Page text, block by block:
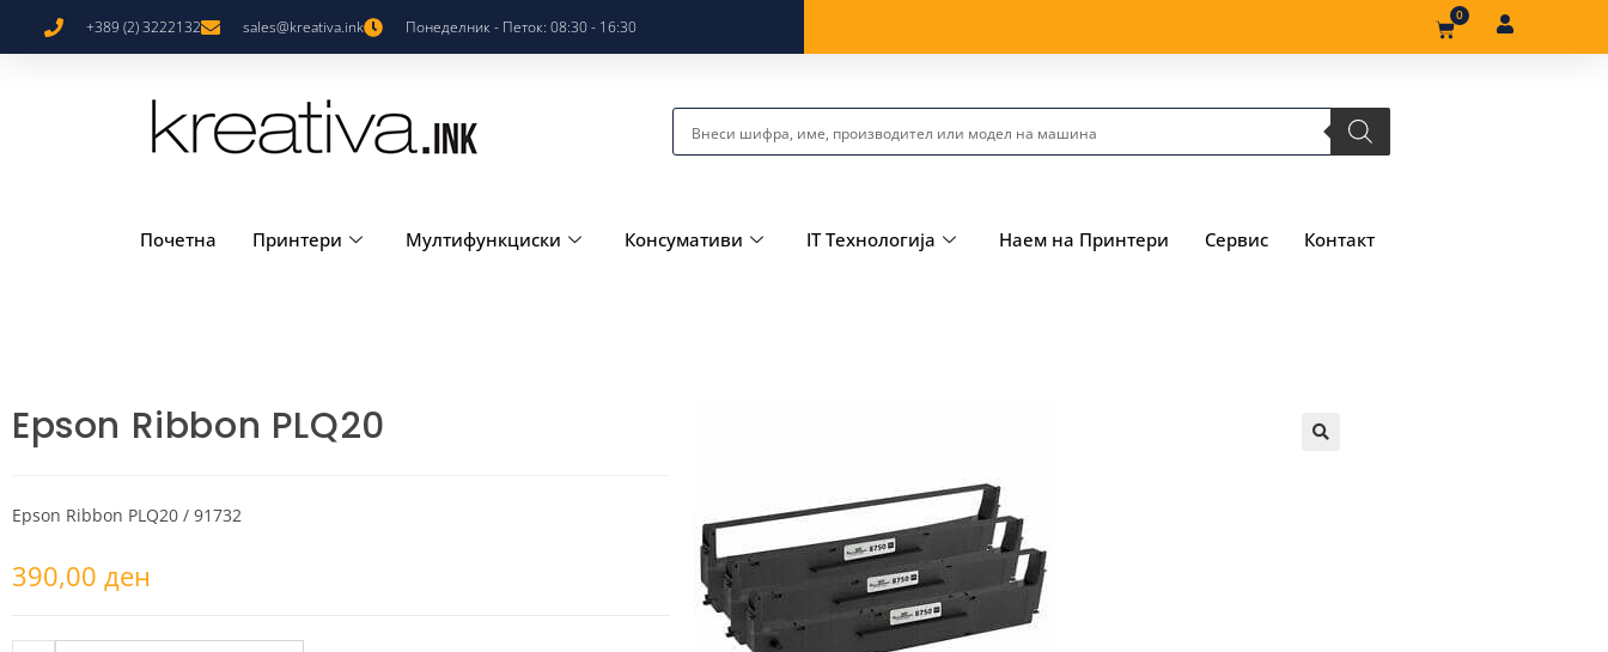
+389 (2) 3222132 sales@kreativa.ink Понеделник - Петок: 08:30 - 16:30
0
Почетна Принтери Мултифункциски Консумативи IT Технологија Наем на Принтери Сервис Контакт
Epson Ribbon PLQ20
Epson Ribbon PLQ20 / 91732
390,00 ден